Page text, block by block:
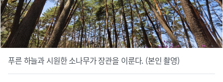
푸른 하늘과 시원한 소나무가 장관을 이룬다. (본인 촬영)